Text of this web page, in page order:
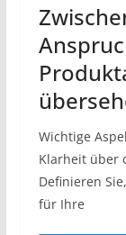
Wichtige
Klarheit über
Definieren
für Ihre